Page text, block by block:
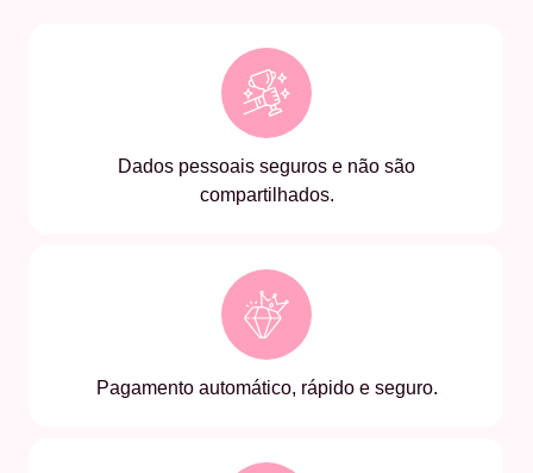
Dados pessoais seguros e não são
compartilhados.
Pagamento automático, rápido e seguro.